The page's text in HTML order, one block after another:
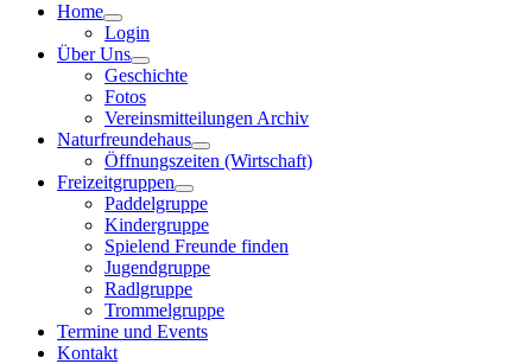
Home
Login
Über Uns
Geschichte
Fotos
Vereinsmitteilungen Archiv
Naturfreundehaus
Öffnungszeiten (Wirtschaft)
Freizeitgruppen
Paddelgruppe
Kindergruppe
Spielend Freunde finden
Jugendgruppe
Radlgruppe
Trommelgruppe
Termine und Events
Kontakt